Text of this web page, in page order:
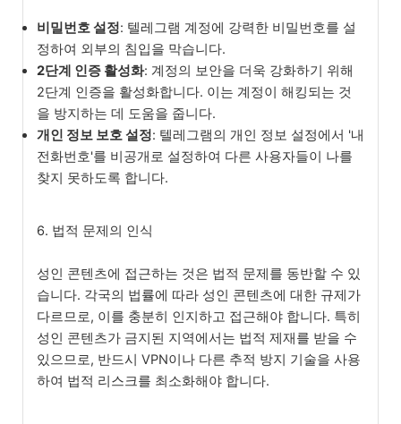
비밀번호 설정: 텔레그램 계정에 강력한 비밀번호를 설
정하여 외부의 침입을 막습니다.
2단계 인증 활성화: 계정의 보안을 더욱 강화하기 위해
2단계 인증을 활성화합니다. 이는 계정이 해킹되는 것
을 방지하는 데 도움을 줍니다.
개인 정보 보호 설정: 텔레그램의 개인 정보 설정에서 '내
전화번호'를 비공개로 설정하여 다른 사용자들이 나를
찾지 못하도록 합니다.
6. 법적 문제의 인식
성인 콘텐츠에 접근하는 것은 법적 문제를 동반할 수 있
습니다. 각국의 법률에 따라 성인 콘텐츠에 대한 규제가
다르므로, 이를 충분히 인지하고 접근해야 합니다. 특히
성인 콘텐츠가 금지된 지역에서는 법적 제재를 받을 수
있으므로, 반드시 VPN이나 다른 추적 방지 기술을 사용
하여 법적 리스크를 최소화해야 합니다.